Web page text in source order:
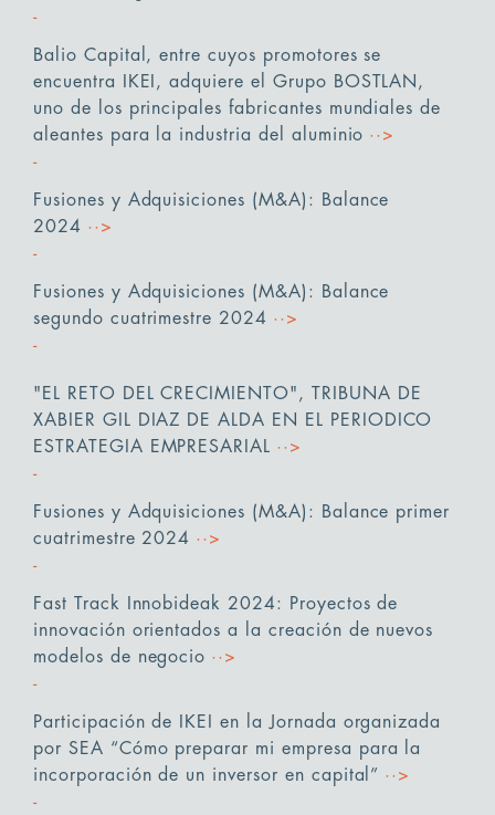
Balio Capital, entre cuyos promotores se
encuentra IKEI, adquiere el Grupo BOSTLAN,
uno de los principales fabricantes mundiales de
aleantes para la industria del aluminio ··>
Fusiones y Adquisiciones (M&A): Balance
2024 ··>
Fusiones y Adquisiciones (M&A): Balance
segundo cuatrimestre 2024 ··>
"EL RETO DEL CRECIMIENTO", TRIBUNA DE
XABIER GIL DIAZ DE ALDA EN EL PERIODICO
ESTRATEGIA EMPRESARIAL ··>
Fusiones y Adquisiciones (M&A): Balance primer
cuatrimestre 2024 ··>
Fast Track Innobideak 2024: Proyectos de
innovación orientados a la creación de nuevos
modelos de negocio ··>
Participación de IKEI en la Jornada organizada
por SEA “Cómo preparar mi empresa para la
incorporación de un inversor en capital” ··>